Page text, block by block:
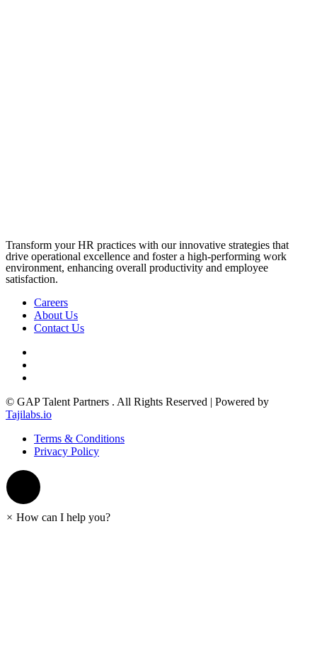
Transform your HR practices with our innovative strategies that
drive operational excellence and foster a high-performing work
environment, enhancing overall productivity and employee
satisfaction.
Careers
About Us
Contact Us
© GAP Talent Partners . All Rights Reserved | Powered by
Tajilabs.io
Terms & Conditions
Privacy Policy
× How can I help you?